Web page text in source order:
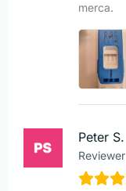
merca.
Peter S.
Reviewer